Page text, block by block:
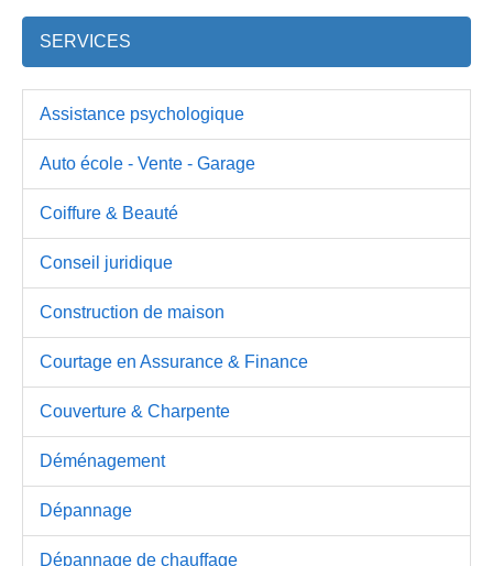
SERVICES
Assistance psychologique
Auto école - Vente - Garage
Coiffure & Beauté
Conseil juridique
Construction de maison
Courtage en Assurance & Finance
Couverture & Charpente
Déménagement
Dépannage
Dépannage de chauffage